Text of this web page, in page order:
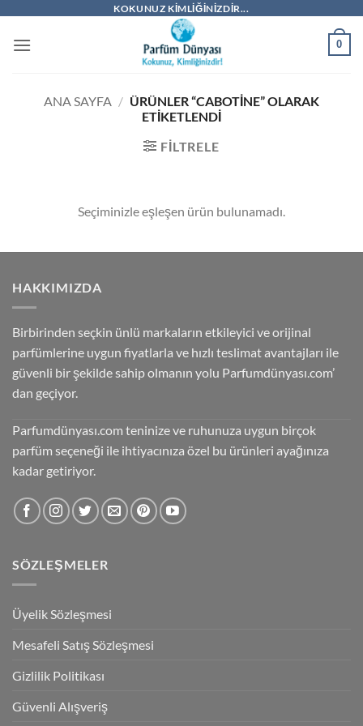
KOKUNUZ KIMLIĞINIZDIR...
0
ANA SAYFA / ÜRÜNLER “CABOTINE” OLARAK
ETIKETLENDI
FILTRELE
Seçiminizle eşleşen ürün bulunamadı.
HAKKIMIZDA
Birbirinden seçkin ünlü markaların etkileyici ve orijinal
parfümlerine uygun fiyatlarla ve hızlı teslimat avantajları ile
güvenli bir şekilde sahip olmanın yolu Parfumdünyası.com’
dan geçiyor.
Parfumdünyası.com teninize ve ruhunuza uygun birçok
parfüm seçeneği ile ihtiyacınıza özel bu ürünleri ayağınıza
kadar getiriyor.
SÖZLEŞMELER
Üyelik Sözleşmesi
Mesafeli Satış Sözleşmesi
Gizlilik Politikası
Güvenli Alışveriş